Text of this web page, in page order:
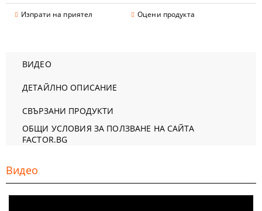
Изпрати на приятел Оцени продукта
ВИДЕО
ДЕТАЙЛНО ОПИСАНИЕ
СВЪРЗАНИ ПРОДУКТИ
ОБЩИ УСЛОВИЯ ЗА ПОЛЗВАНЕ НА САЙТА
FACTOR.BG
Видео